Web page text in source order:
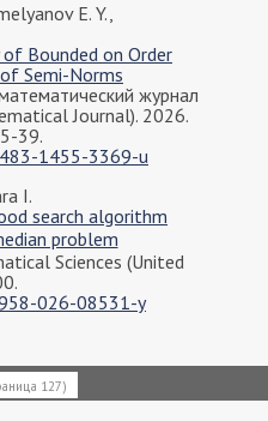
E. Y.,
Bounded on Order
Semi-Norms
журнал
Journal). 2026.
39.
1455-3369-u
I.
search algorithm
problem
Sciences (United
026-08531-y
127)